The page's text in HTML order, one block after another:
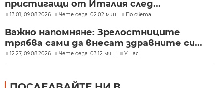
пристигащи от Италия след...
13:01, 09.08.2026 Чете се за: 02:02 мин. По света
Важно напомняне: Зрелостниците
трябва сами да внесат здравните си...
12:27, 09.08.2026 Чете се за: 03:12 мин. У нас